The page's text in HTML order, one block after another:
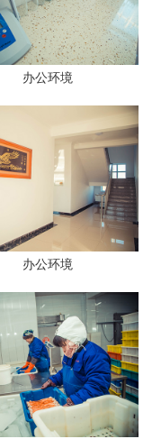
办公环境
办公环境